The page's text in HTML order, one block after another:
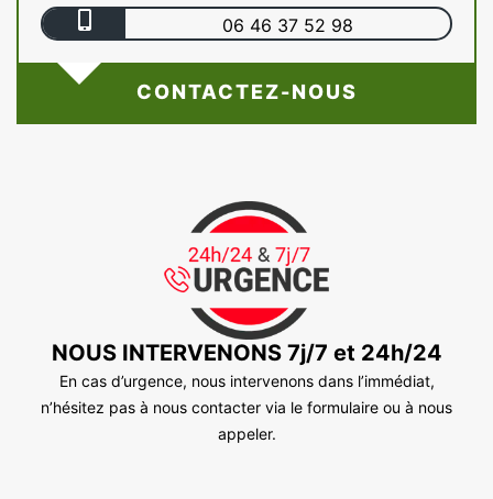
06 46 37 52 98
CONTACTEZ-NOUS
NOUS INTERVENONS 7j/7 et 24h/24
En cas d’urgence, nous intervenons dans l’immédiat,
n’hésitez pas à nous contacter via le formulaire ou à nous
appeler.